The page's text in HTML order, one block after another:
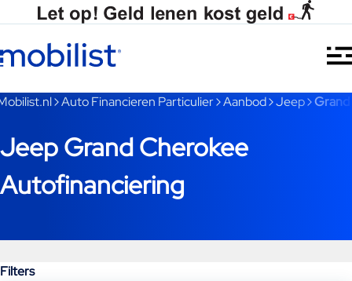
Ga naar hoofdinhoud
Je bent nu voorbij het hoofdmenu
Auto Financieren Particulier Aanbod Jeep
Jeep Grand Cherokee
Autofinanciering
Filters